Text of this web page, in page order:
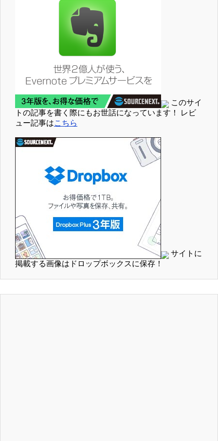
このサイ
トの記事を書く際にもお世話になっています！ レビ
ュー記事はこちら
サイトに
掲載する画像はドロップボックスに保存！